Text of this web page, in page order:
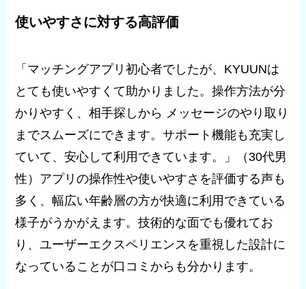
使いやすさに対する高評価
「マッチングアプリ初心者でしたが、KYUUNは
とても使いやすくて助かりました。操作方法が分
かりやすく、相手探しから メッセージのやり取り
までスムーズにできます。サポート機能も充実し
ていて、安心して利用できています。」（30代男
性）アプリの操作性や使いやすさを評価する声も
多く、幅広い年齢層の方が快適に利用できている
様子がうかがえます。技術的な面でも優れてお
り、ユーザーエクスペリエンスを重視した設計に
なっていることが口コミからも分かります。